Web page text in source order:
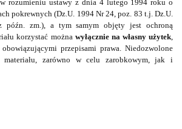
rozumieniu ustawy z dnia 4 lutego 1994 roku o
pokrewnych (Dz.U. 1994 Nr 24, poz. 83 t.j. Dz.U.
zm.), a tym samym objęty jest ochroną
korzystać można wyłącznie na własny użytek
przepisami prawa. Niedozwolone
materiału, zarówno w celu zarobkowym, jak i